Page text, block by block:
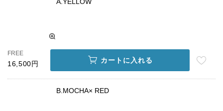
FREE
16,500円 カートに入れる
B.MOCHA× RED